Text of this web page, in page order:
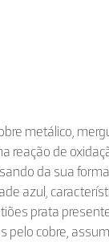
metálico,
reação de
da sua
azul,
prata
pelo cobre,